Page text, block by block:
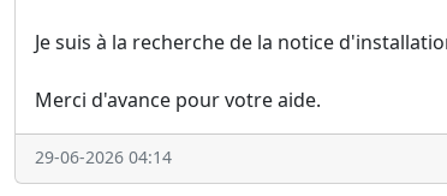
Je suis à la recherche de la notice
Merci d'avance pour votre aide.
29-06-2026 04:14